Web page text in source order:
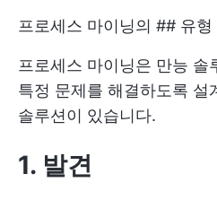
프로세스 마이닝의 ## 유형
프로세스 마이닝은 만능 솔
특정 문제를 해결하도록 설
솔루션이 있습니다.
1. 발견